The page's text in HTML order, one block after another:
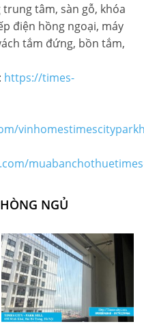
tâm, sàn gỗ, khóa
điện hồng ngoại, máy
tắm đứng, bồn tắm,
https://times-
NGỦ